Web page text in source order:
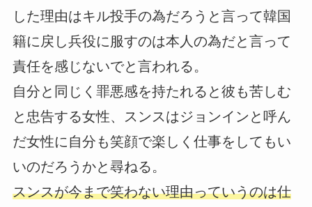
した理由はキル投手の為だろうと言って韓国
籍に戻し兵役に服すのは本人の為だと言って
責任を感じないでと言われる。
自分と同じく罪悪感を持たれると彼も苦しむ
と忠告する女性、スンスはジョンインと呼ん
だ女性に自分も笑顔で楽しく仕事をしてもい
いのだろうかと尋ねる。
スンスが今まで笑わない理由っていうのは仕